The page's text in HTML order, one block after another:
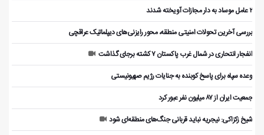
۲ عامل موساد به دار مجازات آویخته شدند
بررسی آخرین تحولات امنیتی منطقه، محور رایزنی‌های دیپلماتیک عراقچی
انفجار انتحاری در شمال غرب پاکستان ۷ کشته برجای گذاشت
وعده سپاه برای پاسخ کوبنده به جنایات رژیم صهیونیستی
جمعیت ایران از ۸۷ میلیون نفر عبور کرد
شیخ زکزاکی: نیجریه نباید قربانی جنگ‌های منطقه‌ای شود